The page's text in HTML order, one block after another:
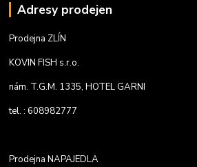
Adresy prodejen
Prodejna ZLÍN
KOVIN FISH s.r.o.
nám. T.G.M. 1335, HOTEL GARNI
tel. : 608982777
Prodejna NAPAJEDLA